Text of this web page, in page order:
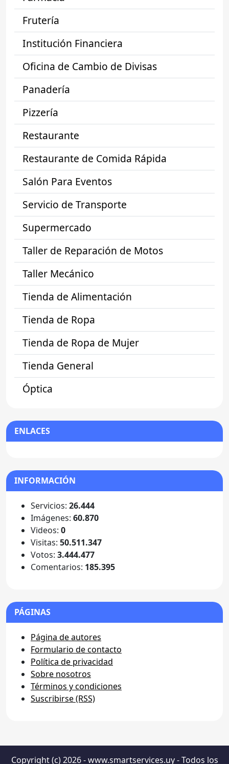
Frutería
Institución Financiera
Oficina de Cambio de Divisas
Panadería
Pizzería
Restaurante
Restaurante de Comida Rápida
Salón Para Eventos
Servicio de Transporte
Supermercado
Taller de Reparación de Motos
Taller Mecánico
Tienda de Alimentación
Tienda de Ropa
Tienda de Ropa de Mujer
Tienda General
Óptica
ENLACES
INFORMACIÓN
Servicios: 26.444
Imágenes: 60.870
Videos: 0
Visitas: 50.511.347
Votos: 3.444.477
Comentarios: 185.395
PÁGINAS
Página de autores
Formulario de contacto
Política de privacidad
Sobre nosotros
Términos y condiciones
Suscribirse (RSS)
Copyright (c) 2026 - www.smartservices.uy - Todos los